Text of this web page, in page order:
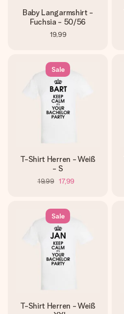
Baby Langarmshirt -
Fuchsia - 50/56
19,99
Sale
T-Shirt Herren - Weiß
- S
19,99 17,99
Sale
T-Shirt Herren - Weiß